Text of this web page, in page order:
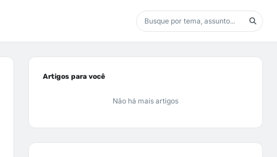
Artigos para você
Não há mais artigos